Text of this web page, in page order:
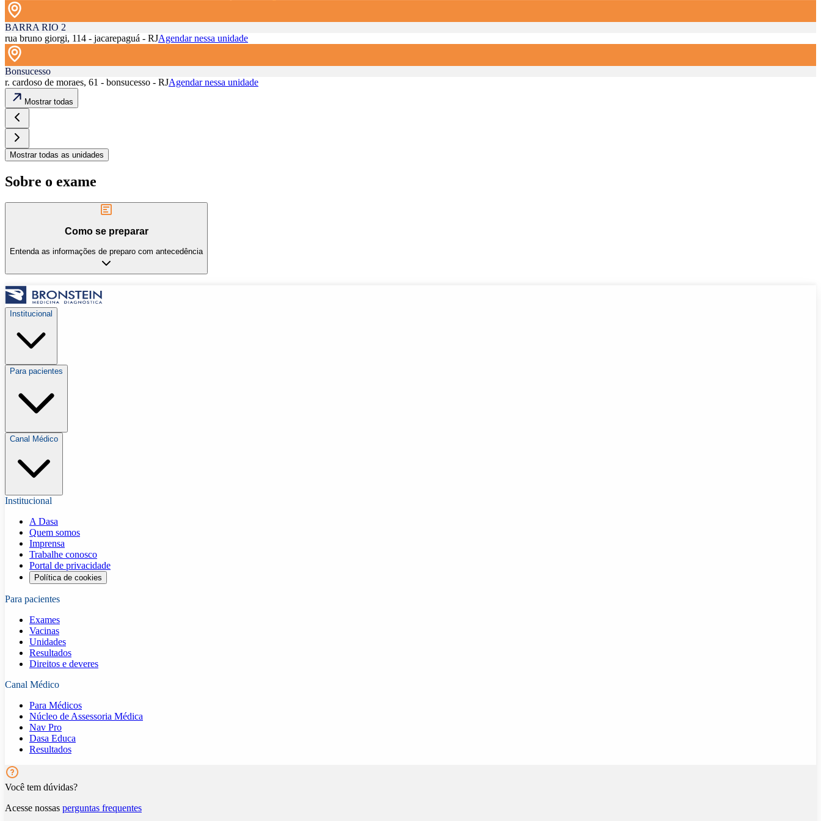
BARRA RIO 2
rua bruno giorgi, 114 - jacarepaguá - RJAgendar nessa unidade
Bonsucesso
r. cardoso de moraes, 61 - bonsucesso - RJAgendar nessa unidade
Mostrar todas
Mostrar todas as unidades
Sobre o exame
Como se preparar
Entenda as informações de preparo com antecedência
Institucional
Para pacientes
Canal Médico
Institucional
A Dasa
Quem somos
Imprensa
Trabalhe conosco
Portal de privacidade
Política de cookies
Para pacientes
Exames
Vacinas
Unidades
Resultados
Direitos e deveres
Canal Médico
Para Médicos
Núcleo de Assessoria Médica
Nav Pro
Dasa Educa
Resultados
Você tem dúvidas?
Acesse nossas perguntas frequentes